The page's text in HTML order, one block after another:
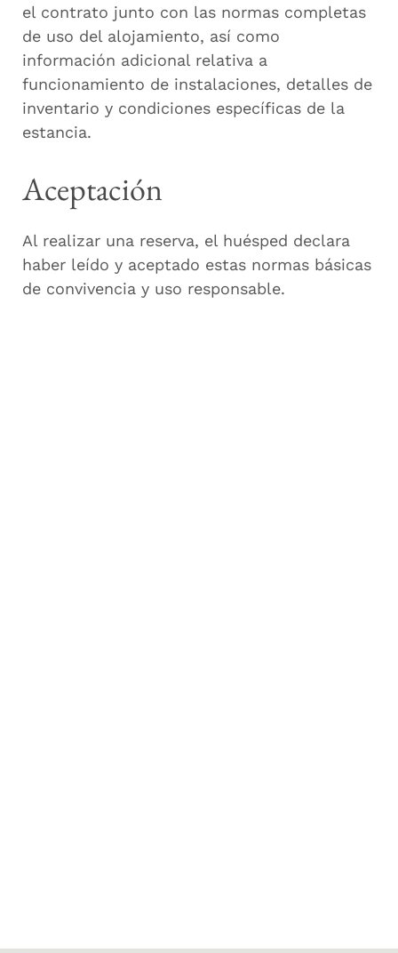
el contrato junto con las normas completas
de uso del alojamiento, así como
información adicional relativa a
funcionamiento de instalaciones, detalles de
inventario y condiciones específicas de la
estancia.
Aceptación
Al realizar una reserva, el huésped declara
haber leído y aceptado estas normas básicas
de convivencia y uso responsable.